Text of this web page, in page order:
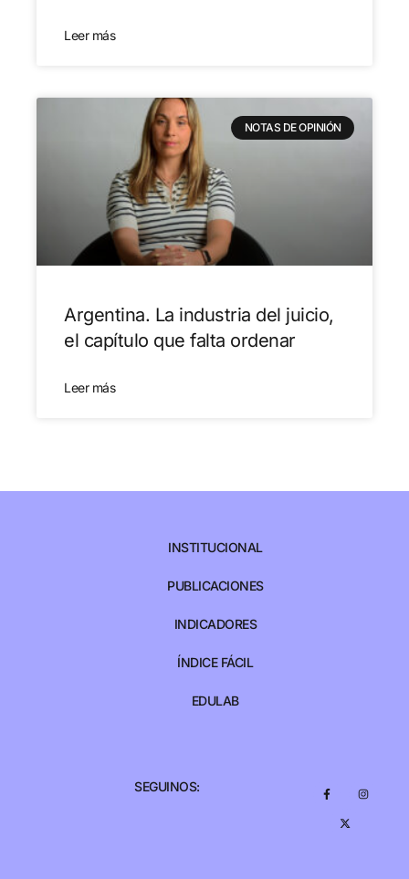
Leer más
NOTAS DE OPINIÓN
Argentina. La industria del juicio,
el capítulo que falta ordenar
Leer más
INSTITUCIONAL
PUBLICACIONES
INDICADORES
ÍNDICE FÁCIL
EDULAB
SEGUINOS: